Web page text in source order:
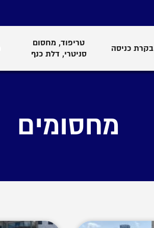
בקרת כניסה
טריפוד, מחסום
סניטרי, דלת כנף
מחסומים